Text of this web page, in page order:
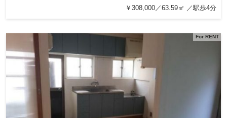
￥308,000／63.59㎡ ／駅歩4分
For RENT